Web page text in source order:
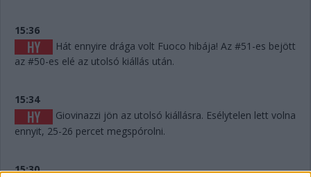
15:36
Hát ennyire drága volt Fuoco hibája! Az #51-es bejött
az #50-es elé az utolsó kiállás után.
15:34
Giovinazzi jön az utolsó kiállásra. Esélytelen lett volna
ennyit, 25-26 percet megspórolni.
15:30